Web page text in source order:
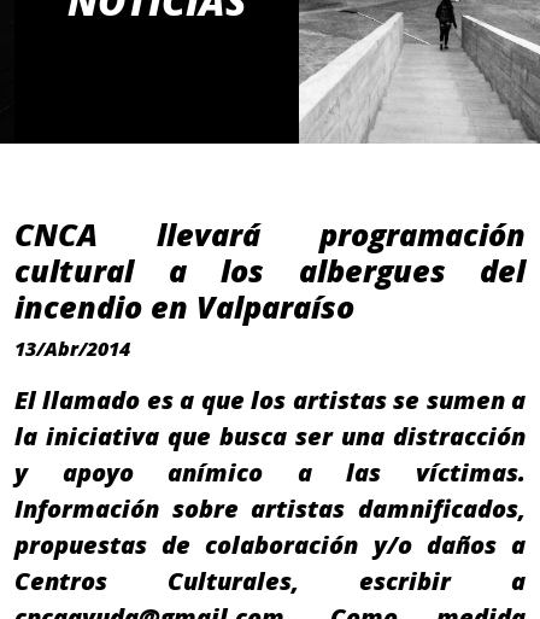
CNCA llevará programación
cultural a los albergues del
incendio en Valparaíso
13/Abr/2014
El llamado es a que los artistas se sumen a
la iniciativa que busca ser una distracción
y apoyo anímico a las víctimas.
Información sobre artistas damnificados,
propuestas de colaboración y/o daños a
Centros Culturales, escribir a